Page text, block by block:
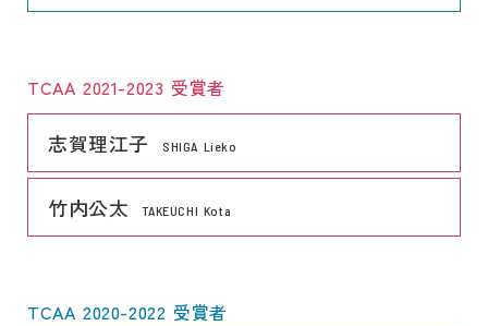
TCAA 2021-2023 受賞者
志賀理江子 SHIGA Lieko
リンク
竹内公太 TAKEUCHI Kota
リンク
TCAA 2020-2022 受賞者